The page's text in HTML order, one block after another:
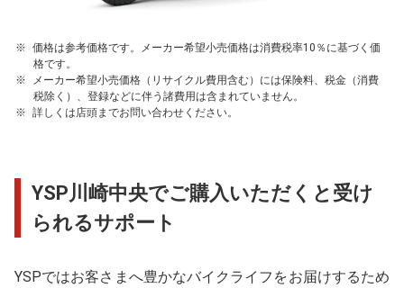
価格は参考価格です。メーカー希望小売価格は消費税率10％に基づく価
格です。
メーカー希望小売価格（リサイクル費用含む）には保険料、税金（消費
税除く）、登録などに伴う諸費用は含まれていません。
詳しくは店頭までお問い合わせください。
YSP川崎中央でご購入いただくと受け
られるサポート
YSPではお客さまへ豊かなバイクライフをお届けするため